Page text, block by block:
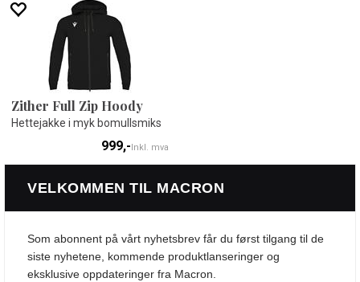
Zither Full Zip Hoody
Hettejakke i myk bomullsmiks
999,-Inkl. mva
VELKOMMEN TIL MACRON
Som abonnent på vårt nyhetsbrev får du først tilgang til de
siste nyhetene, kommende produktlanseringer og
eksklusive oppdateringer fra Macron.